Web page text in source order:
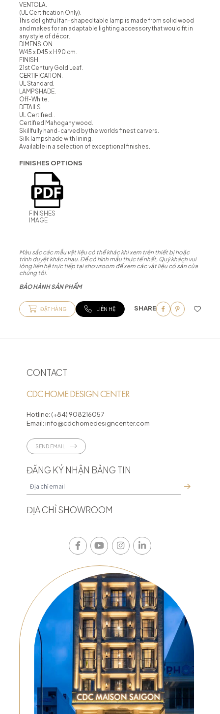
VENTOLA.
(UL Certification Only).
This delightful fan-shaped table lamp is made from solid wood
and makes for an adaptable lighting accessory that would fit in
any style of décor.
DIMENSION.
W45 x D45 x H90 cm.
FINISH.
21st Century Gold Leaf.
CERTIFICATION.
UL Standard.
LAMPSHADE.
Off-White.
DETAILS.
UL Certified..
Certified Mahogany wood.
Skillfully hand-carved by the worlds finest carvers.
Silk lampshade with lining.
Available in a selection of exceptional finishes.
FINISHES OPTIONS
FINISHES
IMAGE
Màu sắc các mẫu vật liệu có thể khác khi xem trên thiết bị hoặc
trình duyệt khác nhau. Để có hình mẫu thực tế nhất, Quý khách vui
lòng liên hệ trực tiếp tại showroom để xem các vật liệu có sẵn của
chúng tôi.
BẢO HÀNH SẢN PHẨM
ĐẶT HÀNG LIÊN HỆ SHARE
CONTACT
CDC HOME DESIGN CENTER
Hotline: (+84) 908216057
Email: info@cdchomedesigncenter.com
SEND EMAIL
ĐĂNG KÝ NHẬN BẢNG TIN
ĐỊA CHỈ SHOWROOM